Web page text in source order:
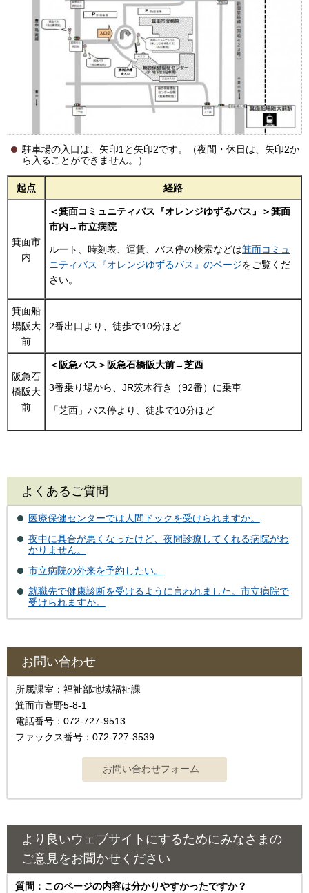
駐車場の入口は、矢印1と矢印2です。（夜間・休日は、矢印2か
ら入ることができません。）
起点 経路
箕面市
内
＜箕面コミュニティバス『オレンジゆずるバス』＞箕面
市内→市立病院
ルート、時刻表、運賃、バス停の検索などは箕面コミュ
ニティバス『オレンジゆずるバス』のページをご覧くだ
さい。
箕面船
場阪大
前
2番出口より、徒歩で10分ほど
阪急石
橋阪大
前
＜阪急バス＞阪急石橋阪大前→芝西
3番乗り場から、JR茨木行き（92番）に乗車
「芝西」バス停より、徒歩で10分ほど
よくあるご質問
医療保健センターでは人間ドックを受けられますか。
夜中に具合が悪くなったけど、夜間診療してくれる病院がわ
かりません。
市立病院の外来を予約したい。
就職先で健康診断を受けるように言われました。市立病院で
受けられますか。
お問い合わせ
所属課室：福祉部地域福祉課
箕面市萱野5-8-1
電話番号：072-727-9513
ファックス番号：072-727-3539
より良いウェブサイトにするためにみなさまの
ご意見をお聞かせください
質問：このページの内容は分かりやすかったですか？